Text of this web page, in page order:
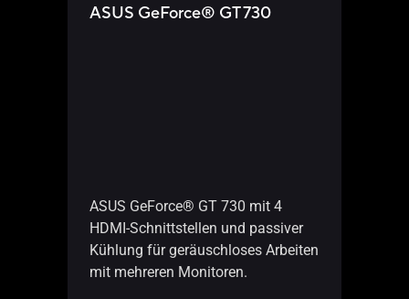
ASUS GeForce® GT 730
ASUS GeForce® GT 730 mit 4
HDMI-Schnittstellen und passiver
Kühlung für geräuschloses Arbeiten
mit mehreren Monitoren.